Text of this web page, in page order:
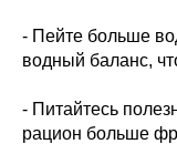
- Пейте больше
водный баланс,
- Питайтесь
рацион больше